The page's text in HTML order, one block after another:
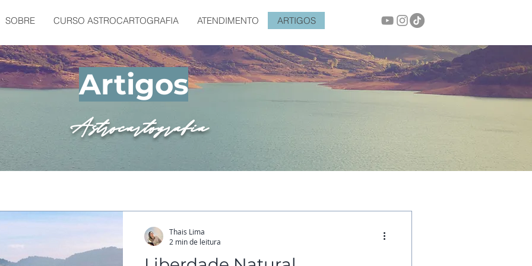
SOBRE CURSO ASTROCARTOGRAFIA ATENDIMENTO ARTIGOS
Artigos
Astrocartografia
Thais Lima
2 min de leitura